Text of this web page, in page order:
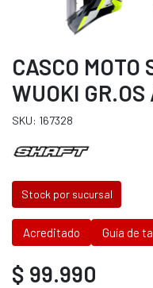
CASCO MOTO
WUOKI
SKU: 167328
Stock por sucursal
Acreditado Guía de
$ 99.990